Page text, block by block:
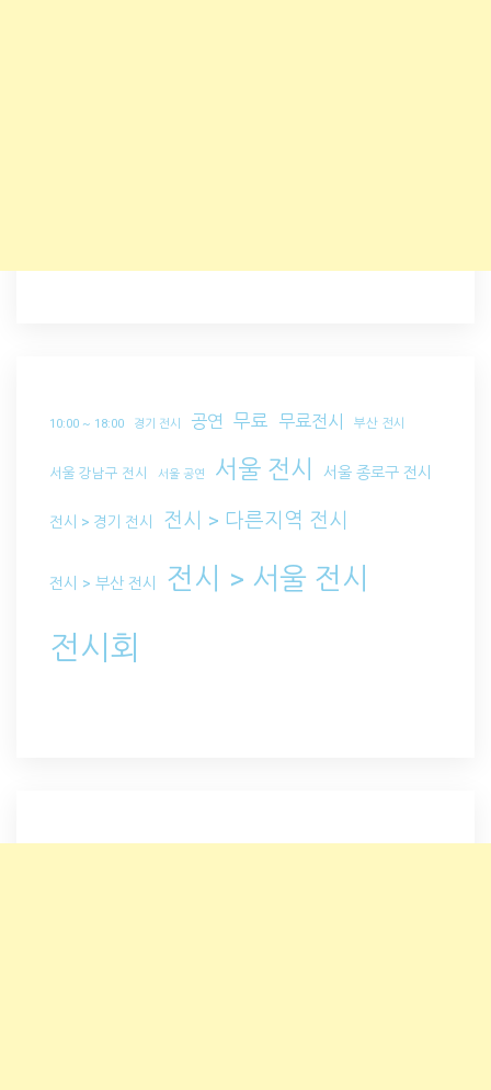
10:00 ~ 18:00 경기 전시 공연 무료 무료전시 부산 전시
서울 강남구 전시 서울 공연 서울 전시 서울 종로구 전시
전시 > 경기 전시 전시 > 다른지역 전시
전시 > 부산 전시 전시 > 서울 전시
전시회